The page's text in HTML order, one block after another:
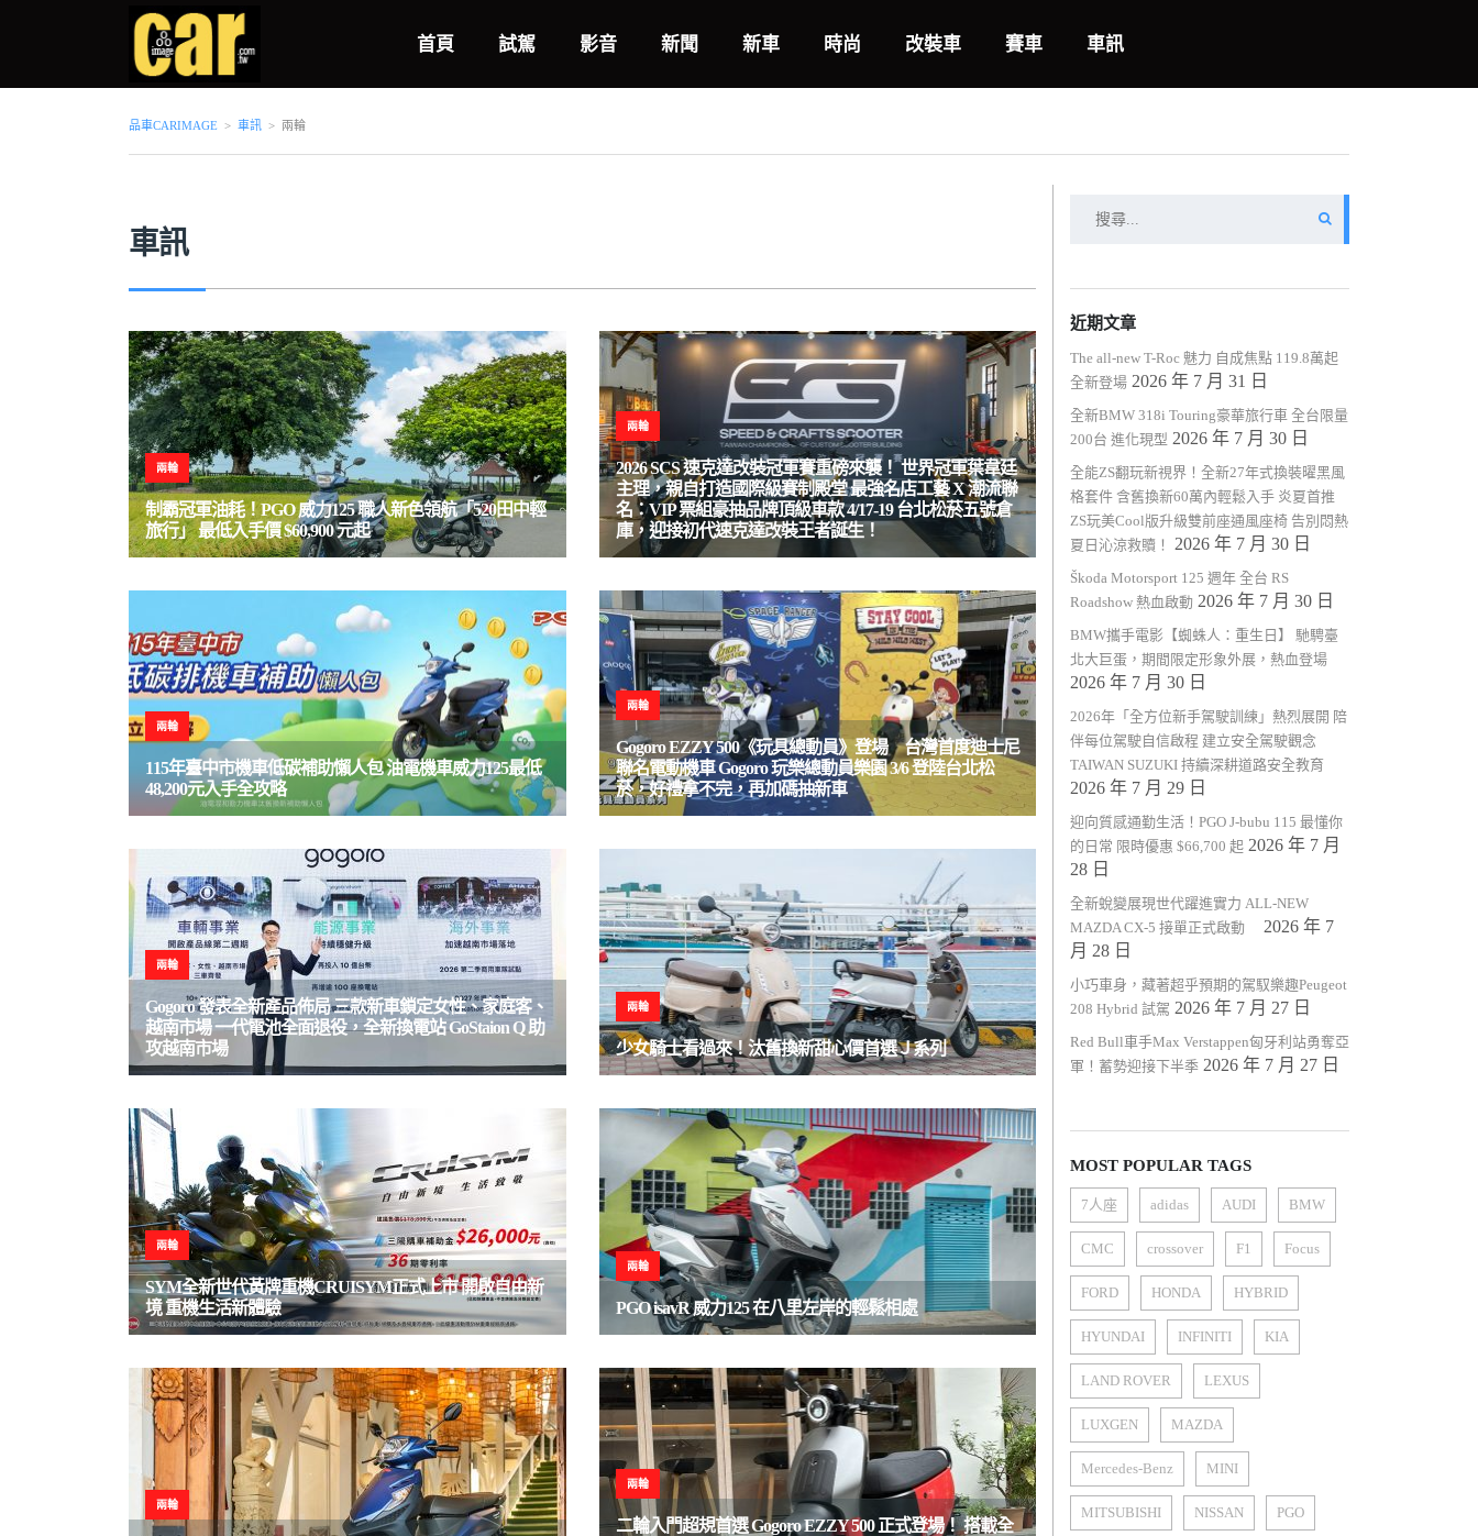
首頁 試駕 影音 新聞 新車 時尚 改裝車 賽車 車訊
品車CARIMAGE > 車訊 > 兩輪
車訊
兩輪
制霸冠軍油耗！PGO 威力125 職人新色領航「520田中輕
旅行」 最低入手價 $60,900 元起
兩輪
2026 SCS 速克達改裝冠軍賽重磅來襲！ 世界冠軍葉韋廷
主理，親自打造國際級賽制殿堂 最強名店工藝 X 潮流聯
名：VIP 票組豪抽品牌頂級車款 4/17-19 台北松菸五號倉
庫，迎接初代速克達改裝王者誕生！
兩輪
115年臺中市機車低碳補助懶人包 油電機車威力125最低
48,200元入手全攻略
兩輪
Gogoro EZZY 500《玩具總動員》登場 台灣首度迪士尼
聯名電動機車 Gogoro 玩樂總動員樂園 3/6 登陸台北松
菸，好禮拿不完，再加碼抽新車
兩輪
Gogoro 發表全新產品佈局 三款新車鎖定女性、家庭客、
越南市場 一代電池全面退役，全新換電站 GoStaion Q 助
攻越南市場
兩輪
少女騎士看過來！汰舊換新甜心價首選Ｊ系列
兩輪
SYM全新世代黃牌重機CRUISYM正式上市 開啟自由新
境 重機生活新體驗
兩輪
PGO isavR 威力125 在八里左岸的輕鬆相處
兩輪
兩輪
二輪入門超規首選 Gogoro EZZY 500 正式登場！ 搭載全
近期文章
The all-new T-Roc 魅力 自成焦點 119.8萬起
全新登場 2026 年 7 月 31 日
全新BMW 318i Touring豪華旅行車 全台限量
200台 進化現型 2026 年 7 月 30 日
全能ZS翻玩新視界！全新27年式換裝曜黑風
格套件 含舊換新60萬內輕鬆入手 炎夏首推
ZS玩美Cool版升級雙前座通風座椅 告別悶熱
夏日沁涼救贖！
2026 年 7 月 30 日
Škoda Motorsport 125 週年 全台 RS
Roadshow 熱血啟動 2026 年 7 月 30 日
BMW攜手電影【蜘蛛人：重生日】 馳騁臺
北大巨蛋，期間限定形象外展，熱血登場
2026 年 7 月 30 日
2026年「全方位新手駕駛訓練」熱烈展開 陪
伴每位駕駛自信啟程 建立安全駕駛觀念
TAIWAN SUZUKI 持續深耕道路安全教育
2026 年 7 月 29 日
迎向質感通勤生活！PGO J-bubu 115 最懂你
的日常 限時優惠 $66,700 起 2026 年 7 月
28 日
全新蛻變展現世代躍進實力 ALL-NEW
MAZDA CX-5 接單正式啟動
2026 年 7
月 28 日
小巧車身，藏著超乎預期的駕馭樂趣Peugeot
208 Hybrid 試駕 2026 年 7 月 27 日
Red Bull車手Max Verstappen匈牙利站勇奪亞
軍！蓄勢迎接下半季 2026 年 7 月 27 日
MOST POPULAR TAGS
7人座 adidas AUDI BMW
CMC crossover F1 Focus
FORD HONDA HYBRID
HYUNDAI INFINITI KIA
LAND ROVER LEXUS
LUXGEN MAZDA
Mercedes-Benz MINI
MITSUBISHI NISSAN PGO